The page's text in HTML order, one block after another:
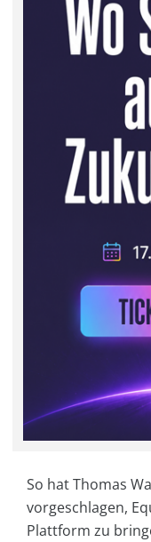
So hat Thomas
vorgeschlagen,
Plattform zu